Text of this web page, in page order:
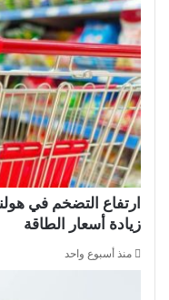
زيادة أسعار الطاقة
منذ أسبوع واحد